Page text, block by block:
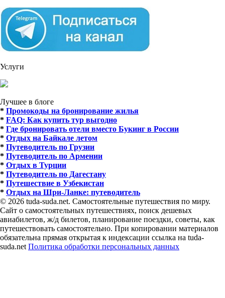
Услуги
Лучшее в блоге
* Промокоды на бронирование жилья
* FAQ: Как купить тур выгодно
* Где бронировать отели вместо Букинг в России
* Отдых на Байкале летом
* Путеводитель по Грузии
* Путеводитель по Армении
* Отдых в Турции
* Путеводитель по Дагестану
* Путешествие в Узбекистан
* Отдых на Шри-Ланке: путеводитель
© 2026 tuda-suda.net. Самостоятельные путешествия по миру.
Сайт о самостоятельных путешествиях, поиск дешевых
авиабилетов, ж/д билетов, планирование поездки, советы, как
путешествовать самостоятельно. При копировании материалов
обязательна прямая открытая к индексации ссылка на tuda-
suda.net Политика обработки персональных данных